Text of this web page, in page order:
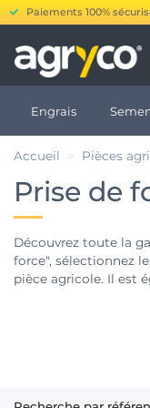
Paiements 100%
Engrais
Accueil Pièces
Prise de
Découvrez toute la
force", sélectionnez
pièce agricole. Il est